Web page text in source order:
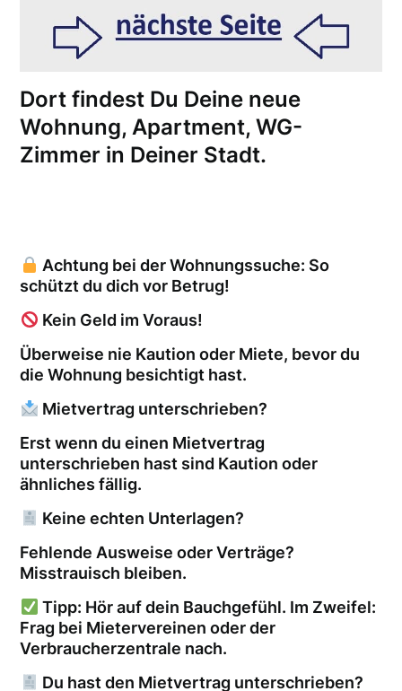
Dort findest Du Deine neue
Wohnung, Apartment, WG-
Zimmer in Deiner Stadt.
Achtung bei der Wohnungssuche: So
schützt du dich vor Betrug!
Kein Geld im Voraus!
Überweise nie Kaution oder Miete, bevor du
die Wohnung besichtigt hast.
Mietvertrag unterschrieben?
Erst wenn du einen Mietvertrag
unterschrieben hast sind Kaution oder
ähnliches fällig.
Keine echten Unterlagen?
Fehlende Ausweise oder Verträge?
Misstrauisch bleiben.
Tipp: Hör auf dein Bauchgefühl. Im Zweifel:
Frag bei Mietervereinen oder der
Verbraucherzentrale nach.
Du hast den Mietvertrag unterschrieben?